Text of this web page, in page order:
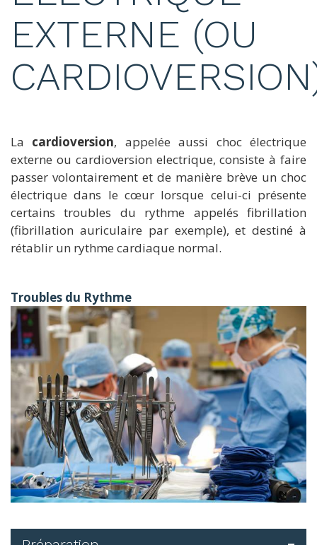
EXTERNE (OU
La cardioversion, appelée aussi choc électrique
externe ou cardioversion electrique, consiste à faire
passer volontairement et de manière brève un choc
électrique dans le cœur lorsque celui-ci présente
certains troubles du rythme appelés fibrillation
(fibrillation auriculaire par exemple), et destiné à
rétablir un rythme cardiaque normal.
Troubles du Rythme